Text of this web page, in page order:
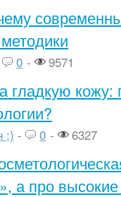
0 - 9571
гладкую кожу:
;) - 0 - 6327
а про высокие